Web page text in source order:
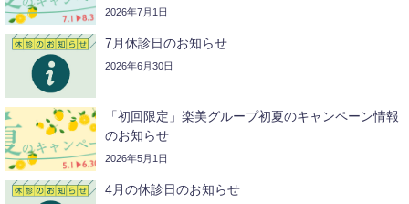
2026年7月1日
7月休診日のお知らせ
2026年6月30日
「初回限定」楽美グループ初夏のキャンペーン情報
のお知らせ
2026年5月1日
4月の休診日のお知らせ